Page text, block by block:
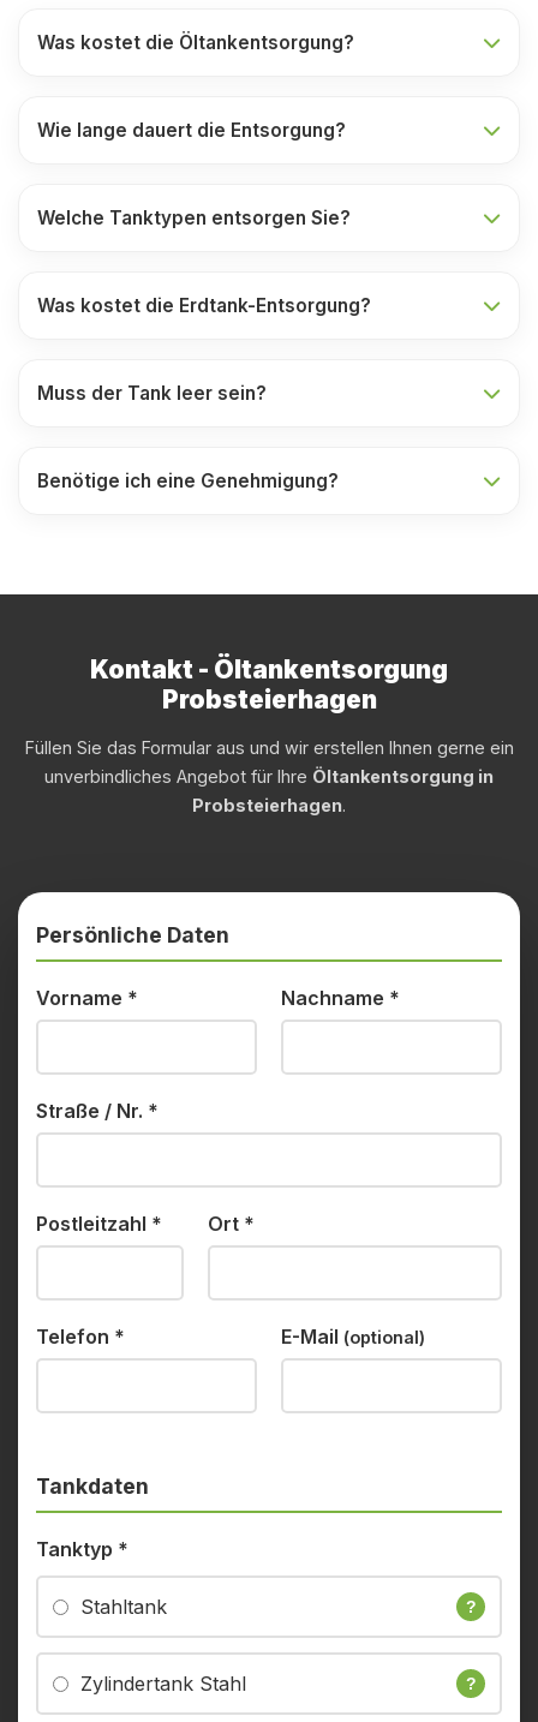
Was kostet die Öltankentsorgung?
Wie lange dauert die Entsorgung?
Welche Tanktypen entsorgen Sie?
Was kostet die Erdtank-Entsorgung?
Muss der Tank leer sein?
Benötige ich eine Genehmigung?
Kontakt - Öltankentsorgung
Probsteierhagen
Füllen Sie das Formular aus und wir erstellen Ihnen gerne ein
unverbindliches Angebot für Ihre Öltankentsorgung in
Probsteierhagen.
Persönliche Daten
Vorname * Nachname *
Straße / Nr. *
Postleitzahl * Ort *
Telefon * E-Mail (optional)
Tankdaten
Tanktyp *
Stahltank ?
Zylindertank Stahl ?